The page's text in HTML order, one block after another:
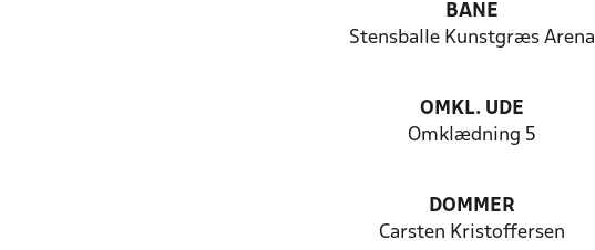
BANE
Stensballe Kunstgræs Arena
OMKL. UDE
Omklædning 5
DOMMER
Carsten Kristoffersen